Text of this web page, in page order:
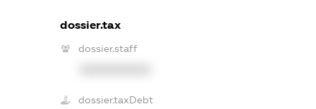
dossier.tax
dossier.staff
dossier.taxDebt